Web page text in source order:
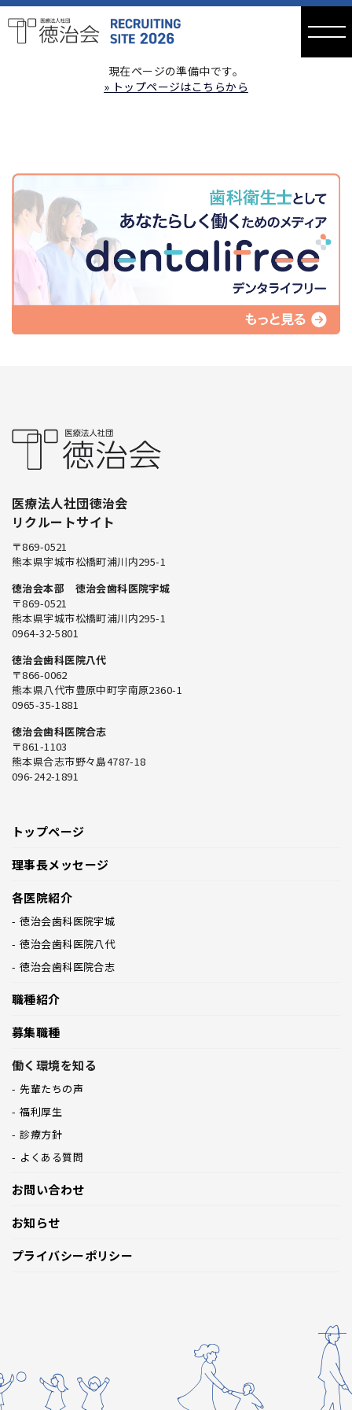
医療法人社団徳
治会 リクルー
NOW PRINTNG....
現在ページの準備中です。
» トップページはこちらから
医療法人社団徳治会
リクルートサイト
〒869-0521
熊本県宇城市松橋町浦川内295-1
徳治会本部 徳治会歯科医院宇城
〒869-0521
熊本県宇城市松橋町浦川内295-1
0964-32-5801
徳治会歯科医院八代
〒866-0062
熊本県八代市豊原中町字南原2360-1
0965-35-1881
徳治会歯科医院合志
〒861-1103
熊本県合志市野々島4787-18
096-242-1891
トップページ
理事長メッセージ
各医院紹介
徳治会歯科医院宇城
徳治会歯科医院八代
徳治会歯科医院合志
職種紹介
募集職種
働く環境を知る
先輩たちの声
福利厚生
診療方針
よくある質問
お問い合わせ
お知らせ
プライバシーポリシー